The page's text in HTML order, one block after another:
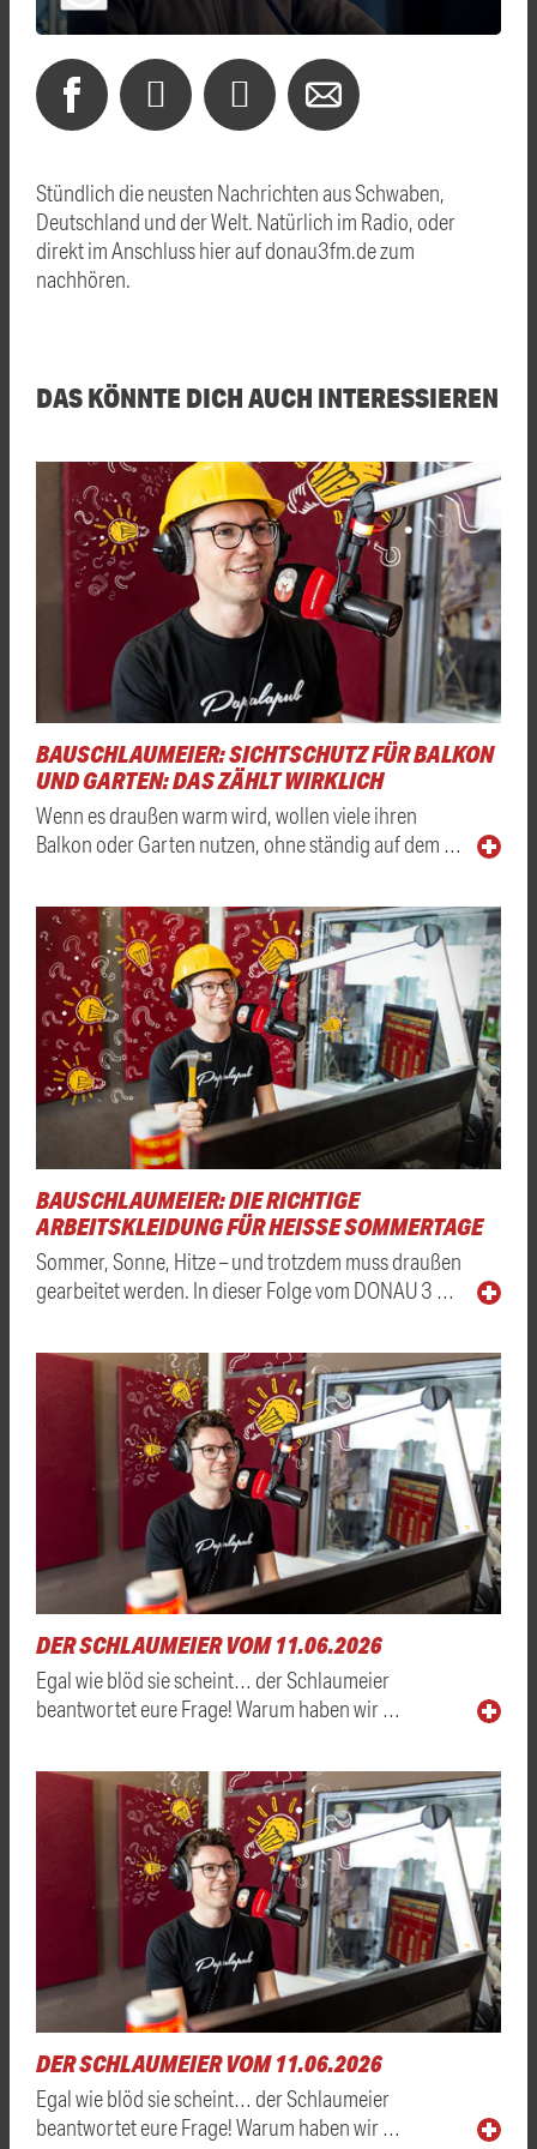
Stündlich die neusten Nachrichten aus Schwaben,
Deutschland und der Welt. Natürlich im Radio, oder
direkt im Anschluss hier auf donau3fm.de zum
nachhören.
DAS KÖNNTE DICH AUCH INTERESSIEREN
BAUSCHLAUMEIER: SICHTSCHUTZ FÜR BALKON
UND GARTEN: DAS ZÄHLT WIRKLICH
Wenn es draußen warm wird, wollen viele ihren
Balkon oder Garten nutzen, ohne ständig auf dem …
BAUSCHLAUMEIER: DIE RICHTIGE
ARBEITSKLEIDUNG FÜR HEISSE SOMMERTAGE
Sommer, Sonne, Hitze – und trotzdem muss draußen
gearbeitet werden. In dieser Folge vom DONAU 3 …
DER SCHLAUMEIER VOM 11.06.2026
Egal wie blöd sie scheint… der Schlaumeier
beantwortet eure Frage! Warum haben wir …
DER SCHLAUMEIER VOM 11.06.2026
Egal wie blöd sie scheint… der Schlaumeier
beantwortet eure Frage! Warum haben wir …